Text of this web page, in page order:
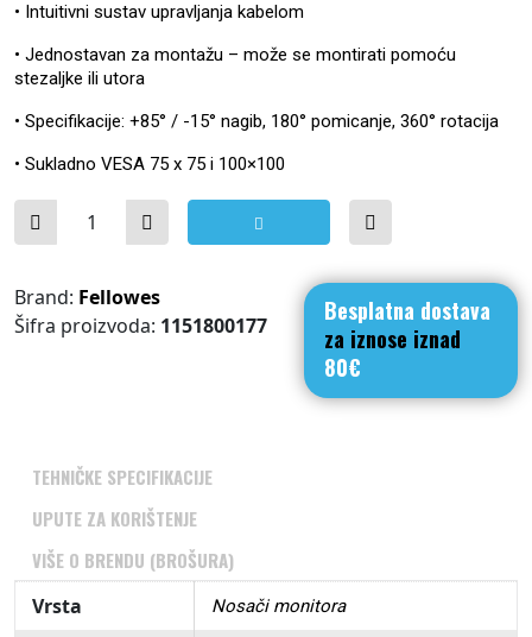
• Intuitivni sustav upravljanja kabelom
• Jednostavan za montažu – može se montirati pomoću
stezaljke ili utora
• Specifikacije: +85° / -15° nagib, 180° pomicanje, 360° rotacija
• Sukladno VESA 75 x 75 i 100×100
Platinum Series dvostruki okomiti držač monitora
Brand: Fellowes
Šifra proizvoda: 1151800177
Besplatna dostava
za iznose iznad
80€
TEHNIČKE SPECIFIKACIJE
UPUTE ZA KORIŠTENJE
VIŠE O BRENDU (BROŠURA)
Vrsta
Nosači monitora